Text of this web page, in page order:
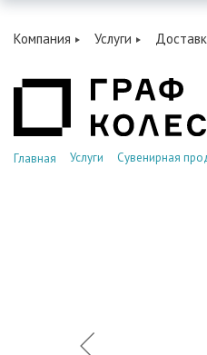
Компания Услуги
Главная Услуги Сувенирная